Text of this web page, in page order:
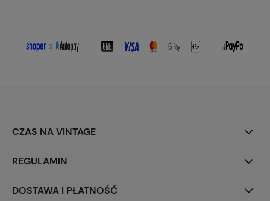
CZAS NA VINTAGE
REGULAMIN
DOSTAWA I PŁATNOŚĆ